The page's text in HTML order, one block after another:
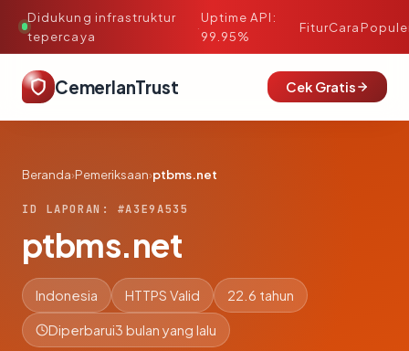
Didukung infrastruktur
tepercaya
·
Uptime API:
99.95%
FiturCara
CemerlanTrust Cek Gratis
Beranda›Pemeriksaan›ptbms.net
ID LAPORAN: #A3E9A535
ptbms.net
Indonesia HTTPS Valid 22.6 tahun
Diperbarui3 bulan yang lalu